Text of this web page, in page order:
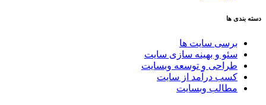
دسته بندی ها
برسی سایت ها
سئو و بهینه سازی سایت
طراحی و توسعه وبسایت
کسب درآمد از سایت
مطالب وبسایت